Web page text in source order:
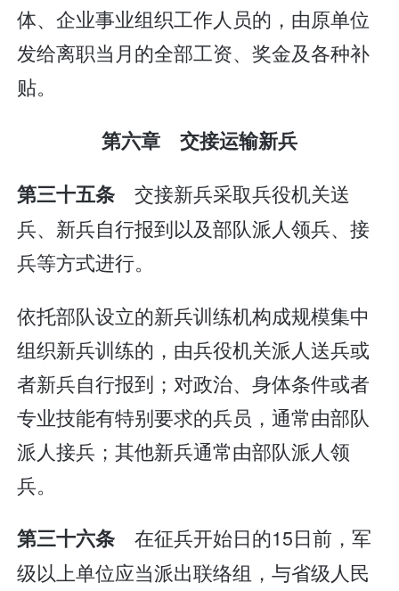
体、企业事业组织工作人员的，由原单位
发给离职当月的全部工资、奖金及各种补
贴。
第六章 交接运输新兵
第三十五条 交接新兵采取兵役机关送
兵、新兵自行报到以及部队派人领兵、接
兵等方式进行。
依托部队设立的新兵训练机构成规模集中
组织新兵训练的，由兵役机关派人送兵或
者新兵自行报到；对政治、身体条件或者
专业技能有特别要求的兵员，通常由部队
派人接兵；其他新兵通常由部队派人领
兵。
第三十六条 在征兵开始日的15日前，军
级以上单位应当派出联络组，与省级人民